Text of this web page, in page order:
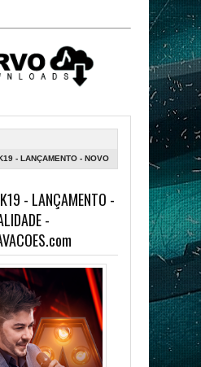
- LANÇAMENTO - NOVO
- LANÇAMENTO -
-